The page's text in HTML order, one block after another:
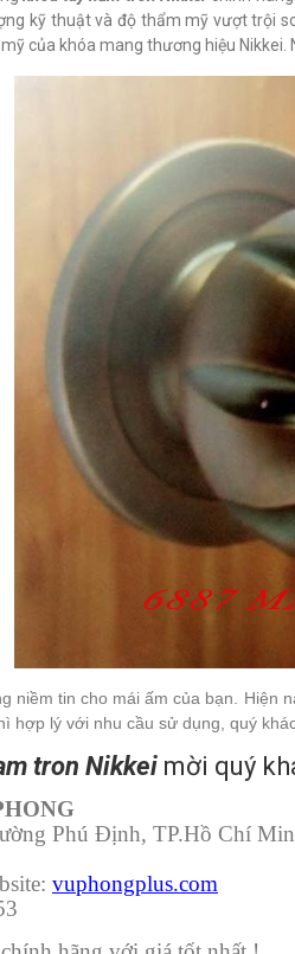
kỹ thuật và độ thẩm mỹ vượt trội
của khóa mang thương hiệu Nikkei.
niềm tin cho mái ấm của bạn.
hợp lý với nhu cầu sử dụng, quý
tron Nikkei mời quý
Phú Định, TP.Hồ Chí
vuphongplus.com